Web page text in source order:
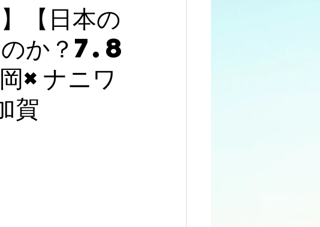
【日本の
のか？7.8
×ナニワ
賀